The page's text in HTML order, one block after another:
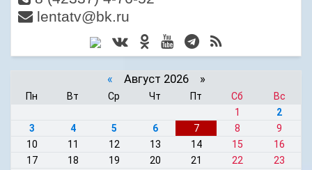
lentatv@bk.ru
« Август 2026 »
Пн Вт Ср Чт Пт Сб
Вс
1
2
3
4 5 6 7 8
9
10
11 12 13 14 15
16
17
18 19 20 21 22
23